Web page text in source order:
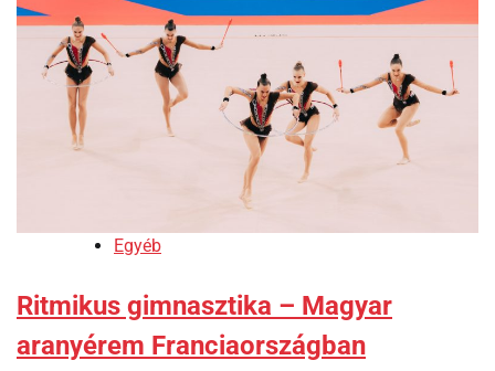
Egyéb
Ritmikus gimnasztika – Magyar
aranyérem Franciaországban